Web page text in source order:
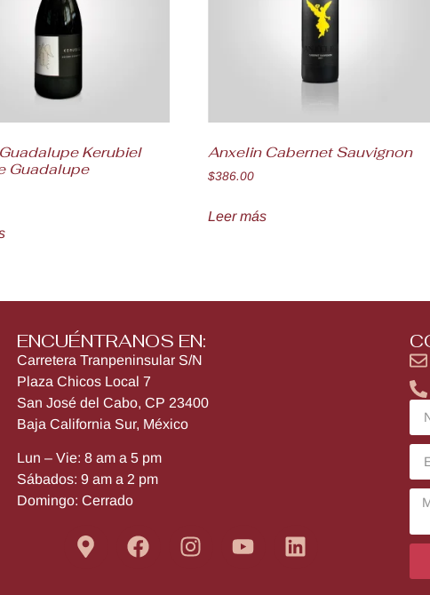
Kerubiel
Guadalupe
Anxelin Cabernet Sauvignon
$386.00
Leer más
ENCUÉNTRANOS EN:
Carretera Tranpeninsular S/N
Plaza Chicos Local 7
San José del Cabo, CP 23400
Baja California Sur, México
Lun – Vie: 8 am a 5 pm
Sábados: 9 am a 2 pm
Domingo: Cerrado